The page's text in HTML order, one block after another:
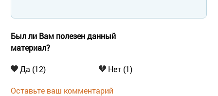
Был ли Вам полезен данный
материал?
Да (12) Нет (1)
Оставьте ваш комментарий